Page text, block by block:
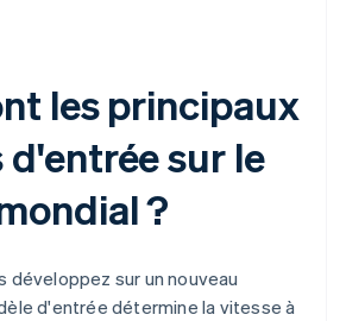
les principaux
d'entrée sur le
?
développez sur un nouveau
d'entrée détermine la vitesse à